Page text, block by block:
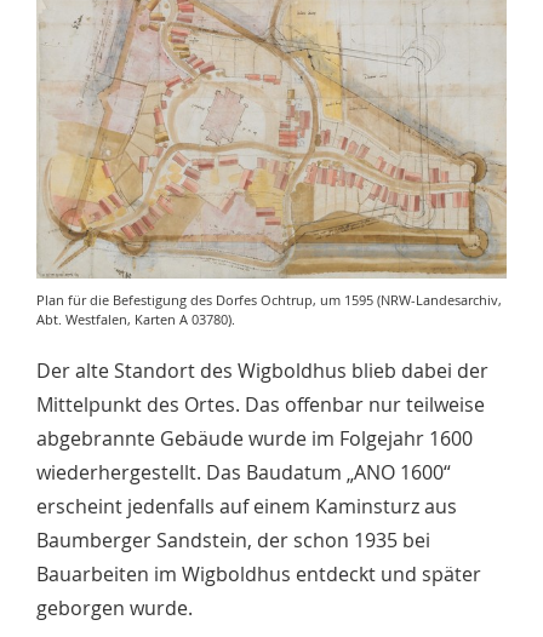
Plan für die Befestigung des Dorfes Ochtrup, um 1595 (NRW-Landesarchiv,
Abt. Westfalen, Karten A 03780).
Der alte Standort des Wigboldhus blieb dabei der
Mittelpunkt des Ortes. Das offenbar nur teilweise
abgebrannte Gebäude wurde im Folgejahr 1600
wiederhergestellt. Das Baudatum „ANO 1600“
erscheint jedenfalls auf einem Kaminsturz aus
Baumberger Sandstein, der schon 1935 bei
Bauarbeiten im Wigboldhus entdeckt und später
geborgen wurde.